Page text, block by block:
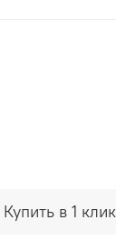
Купить в 1 клик